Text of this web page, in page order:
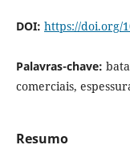
DOI: https://doi.org/
Palavras-chave:
comerciais,
Resumo